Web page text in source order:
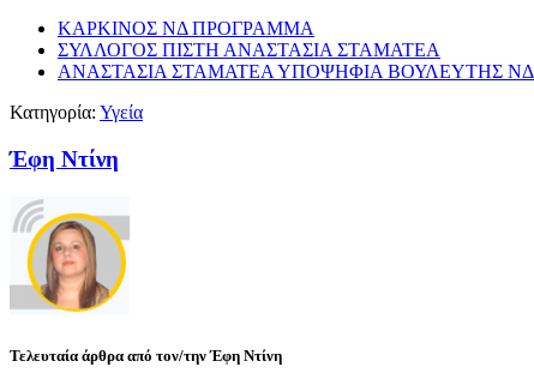
ΚΑΡΚΙΝΟΣ ΝΔ ΠΡΟΓΡΑΜΜΑ
ΣΥΛΛΟΓΟΣ ΠΙΣΤΗ ΑΝΑΣΤΑΣΙΑ ΣΤΑΜΑΤΕΑ
ΑΝΑΣΤΑΣΙΑ ΣΤΑΜΑΤΕΑ ΥΠΟΨΗΦΙΑ ΒΟΥΛΕΥΤΗΣ
Κατηγορία: Υγεία
Έφη Ντίνη
Τελευταία άρθρα από τον/την Έφη Ντίνη